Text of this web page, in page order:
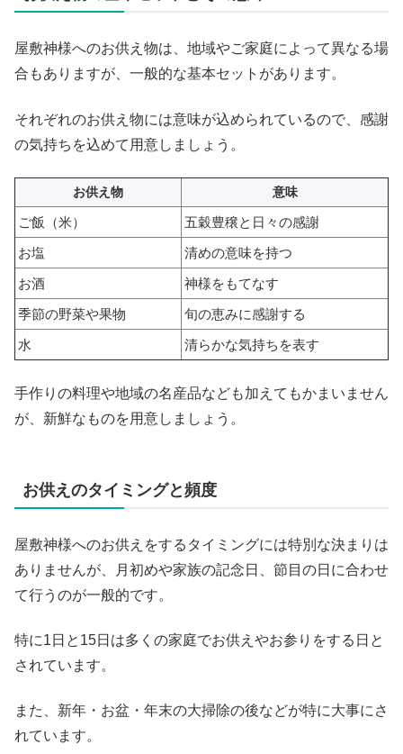
屋敷神様へのお供え物は、地域やご家庭によって異なる場
合もありますが、一般的な基本セットがあります。
それぞれのお供え物には意味が込められているので、感謝
の気持ちを込めて用意しましょう。
お供え物 意味
ご飯（米）
五穀豊穣と日々の感謝
お塩
清めの意味を持つ
お酒
神様をもてなす
季節の野菜や果物
旬の恵みに感謝する
水
清らかな気持ちを表す
手作りの料理や地域の名産品なども加えてもかまいません
が、新鮮なものを用意しましょう。
お供えのタイミングと頻度
屋敷神様へのお供えをするタイミングには特別な決まりは
ありませんが、月初めや家族の記念日、節目の日に合わせ
て行うのが一般的です。
特に1日と15日は多くの家庭でお供えやお参りをする日と
されています。
また、新年・お盆・年末の大掃除の後などが特に大事にさ
れています。